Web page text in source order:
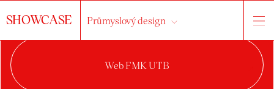
SHOWCASE Průmyslový design